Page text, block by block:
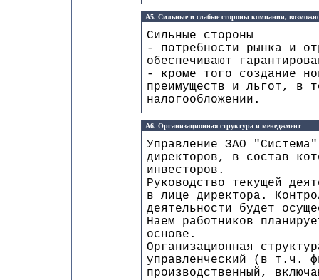
А5. Сильные и слабые стороны компании,
Сильные стороны
- потребности рынка и
обеспечивают
- кроме того создание
преимуществ и льгот, в
налогообложении.
А6. Организационная структура и менеджмент
Управление ЗАО
директоров, в состав
инвесторов.
Руководство текущей
в лице директора.
деятельности будет
Наем работников
основе.
Организационная
управленческий (в т.ч.
производственный,